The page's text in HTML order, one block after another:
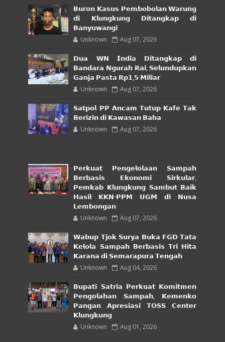
𝗕𝘂𝗿𝗼𝗻 𝗞𝗮𝘀𝘂𝘀 𝗣𝗲𝗺𝗯𝗼𝗯𝗼𝗹𝗮𝗻 𝗪𝗮𝗿𝘂𝗻𝗴
𝗱𝗶 𝗞𝗹𝘂𝗻𝗴𝗸𝘂𝗻𝗴 𝗗𝗶𝘁𝗮𝗻𝗴𝗸𝗮𝗽 𝗱𝗶
𝗕𝗮𝗻𝘆𝘂𝘄𝗮𝗻𝗴𝗶
Unknown Aug 07, 2026
𝗗𝘂𝗮 𝗪𝗡 𝗜𝗻𝗱𝗶𝗮 𝗗𝗶𝘁𝗮𝗻𝗴𝗸𝗮𝗽 𝗱𝗶
𝗕𝗮𝗻𝗱𝗮𝗿𝗮 𝗡𝗴𝘂𝗿𝗮𝗵 𝗥𝗮𝗶, 𝗦𝗲𝗹𝘂𝗻𝗱𝘂𝗽𝗸𝗮𝗻
𝗚𝗮𝗻𝗷𝗮 𝗣𝗮𝘀𝘁𝗮 𝗥𝗽𝟭,𝟱 𝗠𝗶𝗹𝗶𝗮𝗿
Unknown Aug 07, 2026
𝗦𝗮𝘁𝗽𝗼𝗹 𝗣𝗣 𝗔𝗻𝗰𝗮𝗺 𝗧𝘂𝘁𝘂𝗽 𝗞𝗮𝗳𝗲 𝗧𝗮𝗸
𝗕𝗲𝗿𝗶𝘇𝗶𝗻 𝗱𝗶 𝗞𝗮𝘄𝗮𝘀𝗮𝗻 𝗕𝗮𝗵𝗮
Unknown Aug 07, 2026
𝗣𝗲𝗿𝗸𝘂𝗮𝘁 𝗣𝗲𝗻𝗴𝗲𝗹𝗼𝗹𝗮𝗮𝗻 𝗦𝗮𝗺𝗽𝗮𝗵
𝗕𝗲𝗿𝗯𝗮𝘀𝗶𝘀 𝗘𝗸𝗼𝗻𝗼𝗺𝗶 𝗦𝗶𝗿𝗸𝘂𝗹𝗮𝗿,
𝗣𝗲𝗺𝗸𝗮𝗯 𝗞𝗹𝘂𝗻𝗴𝗸𝘂𝗻𝗴 𝗦𝗮𝗺𝗯𝘂𝘁 𝗕𝗮𝗶𝗸
𝗛𝗮𝘀𝗶𝗹 𝗞𝗞𝗡-𝗣𝗣𝗠 𝗨𝗚𝗠 𝗱𝗶 𝗡𝘂𝘀𝗮
𝗟𝗲𝗺𝗯𝗼𝗻𝗴𝗮𝗻
Unknown Aug 07, 2026
𝗪𝗮𝗯𝘂𝗽 𝗧𝗷𝗼𝗸 𝗦𝘂𝗿𝘆𝗮 𝗕𝘂𝗸𝗮 𝗙𝗚𝗗 𝗧𝗮𝘁𝗮
𝗞𝗲𝗹𝗼𝗹𝗮 𝗦𝗮𝗺𝗽𝗮𝗵 𝗕𝗲𝗿𝗯𝗮𝘀𝗶𝘀 𝗧𝗿𝗶 𝗛𝗶𝘁𝗮
𝗞𝗮𝗿𝗮𝗻𝗮 𝗱𝗶 𝗦𝗲𝗺𝗮𝗿𝗮𝗽𝘂𝗿𝗮 𝗧𝗲𝗻𝗴𝗮𝗵
Unknown Aug 04, 2026
𝗕𝘂𝗽𝗮𝘁𝗶 𝗦𝗮𝘁𝗿𝗶𝗮 𝗣𝗲𝗿𝗸𝘂𝗮𝘁 𝗞𝗼𝗺𝗶𝘁𝗺𝗲𝗻
𝗣𝗲𝗻𝗴𝗼𝗹𝗮𝗵𝗮𝗻 𝗦𝗮𝗺𝗽𝗮𝗵, 𝗞𝗲𝗺𝗲𝗻𝗸𝗼
𝗣𝗮𝗻𝗴𝗮𝗻 𝗔𝗽𝗿𝗲𝘀𝗶𝗮𝘀𝗶 𝗧𝗢𝗦𝗦 𝗖𝗲𝗻𝘁𝗲𝗿
𝗞𝗹𝘂𝗻𝗴𝗸𝘂𝗻𝗴
Unknown Aug 01, 2026